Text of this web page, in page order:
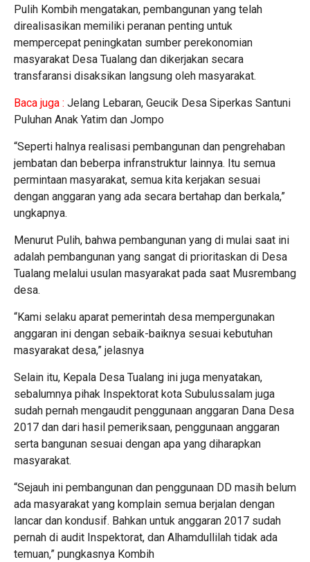
Pulih Kombih mengatakan, pembangunan yang telah
direalisasikan memiliki peranan penting untuk
mempercepat peningkatan sumber perekonomian
masyarakat Desa Tualang dan dikerjakan secara
transfaransi disaksikan langsung oleh masyarakat.
Baca juga : Jelang Lebaran, Geucik Desa Siperkas Santuni
Puluhan Anak Yatim dan Jompo
“Seperti halnya realisasi pembangunan dan pengrehaban
jembatan dan beberpa infranstruktur lainnya. Itu semua
permintaan masyarakat, semua kita kerjakan sesuai
dengan anggaran yang ada secara bertahap dan berkala,”
ungkapnya.
Menurut Pulih, bahwa pembangunan yang di mulai saat ini
adalah pembangunan yang sangat di prioritaskan di Desa
Tualang melalui usulan masyarakat pada saat Musrembang
desa.
“Kami selaku aparat pemerintah desa mempergunakan
anggaran ini dengan sebaik-baiknya sesuai kebutuhan
masyarakat desa,” jelasnya
Selain itu, Kepala Desa Tualang ini juga menyatakan,
sebalumnya pihak Inspektorat kota Subulussalam juga
sudah pernah mengaudit penggunaan anggaran Dana Desa
2017 dan dari hasil pemeriksaan, penggunaan anggaran
serta bangunan sesuai dengan apa yang diharapkan
masyarakat.
“Sejauh ini pembangunan dan penggunaan DD masih belum
ada masyarakat yang komplain semua berjalan dengan
lancar dan kondusif. Bahkan untuk anggaran 2017 sudah
pernah di audit Inspektorat, dan Alhamdullilah tidak ada
temuan,” pungkasnya Kombih